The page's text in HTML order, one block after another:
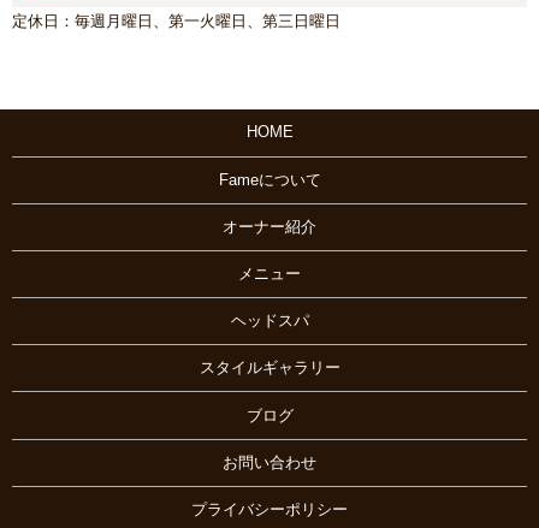
定休日：毎週月曜日、第一火曜日、第三日曜日
HOME
Fameについて
オーナー紹介
メニュー
ヘッドスパ
スタイルギャラリー
ブログ
お問い合わせ
プライバシーポリシー